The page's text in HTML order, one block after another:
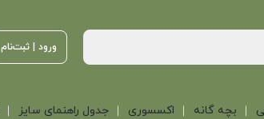
ورود | ثبت‌نام
بچه گانه اکسسوری جدول راهنمای سایز